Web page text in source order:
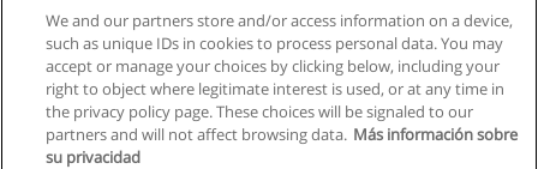
Więcej informacji
We and our partners store and/or access information on a device,
such as unique IDs in cookies to process personal data. You may
accept or manage your choices by clicking below, including your
right to object where legitimate interest is used, or at any time in
the privacy policy page. These choices will be signaled to our
partners and will not affect browsing data. Más información sobre
su privacidad